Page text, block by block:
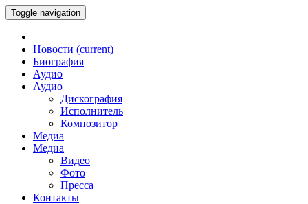
Toggle navigation
Новости (current)
Биография
Аудио
Аудио
Дискография
Исполнитель
Композитор
Медиа
Медиа
Видео
Фото
Пресса
Контакты